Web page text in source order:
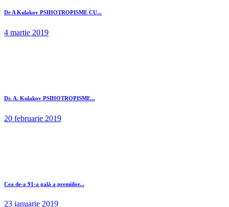
Dr A Kulakov PSIHOTROPISME CU...
4 martie 2019
Dr. A. Kulakov PSIHOTROPISME...
20 februarie 2019
Cea de-a 91-a gală a premiilor...
23 ianuarie 2019